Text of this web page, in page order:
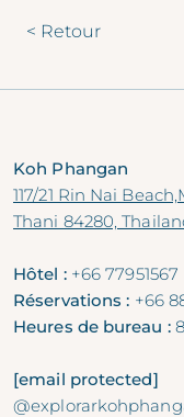
< Retour
Koh Phangan
117/21 Rin Nai
Thani 84280,
Hôtel : +66 77951567
Réservations : +66
Heures de bureau :
[email protected]